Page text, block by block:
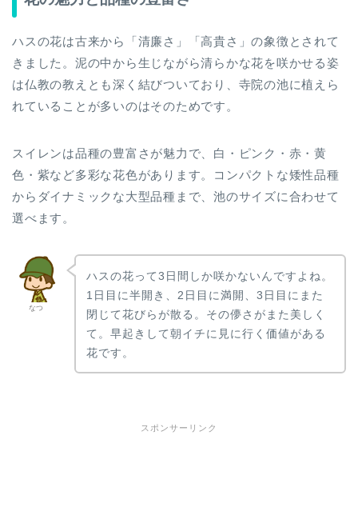
ハスの花は古来から「清廉さ」「高貴さ」の象徴とされて
きました。泥の中から生じながら清らかな花を咲かせる姿
は仏教の教えとも深く結びついており、寺院の池に植えら
れていることが多いのはそのためです。
スイレンは品種の豊富さが魅力で、白・ピンク・赤・黄
色・紫など多彩な花色があります。コンパクトな矮性品種
からダイナミックな大型品種まで、池のサイズに合わせて
選べます。
なつ
ハスの花って3日間しか咲かないんですよね。
1日目に半開き、2日目に満開、3日目にまた
閉じて花びらが散る。その儚さがまた美しく
て。早起きして朝イチに見に行く価値がある
花です。
スポンサーリンク